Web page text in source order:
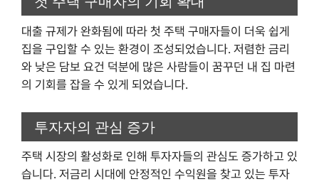
대출 규제가 완화됨에 따라 첫 주택 구매자들이 더욱 쉽게
집을 구입할 수 있는 환경이 조성되었습니다. 저렴한 금리
와 낮은 담보 요건 덕분에 많은 사람들이 꿈꾸던 내 집 마련
의 기회를 잡을 수 있게 되었습니다.
투자자의 관심 증가
주택 시장의 활성화로 인해 투자자들의 관심도 증가하고 있
습니다. 저금리 시대에 안정적인 수익원을 찾고 있는 투자